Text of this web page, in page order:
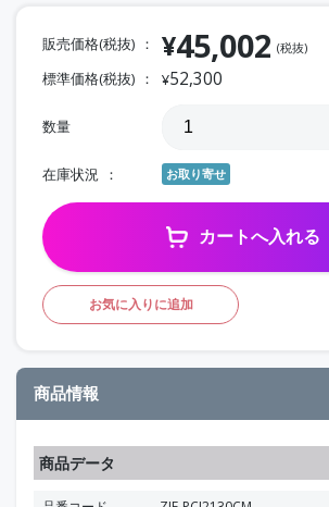
販売価格(税抜) ¥45,002 (税抜)
標準価格(税抜) ¥52,300
数量
在庫状況 お取り寄せ
カートへ入れる
お気に入りに追加
商品情報
商品データ